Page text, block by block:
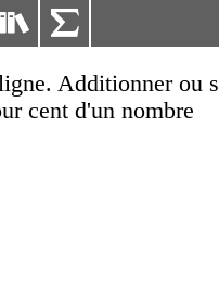
 
Additionner ou
cent d'un nombre